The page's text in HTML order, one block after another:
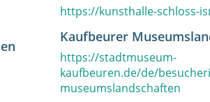
https://kunsthalle-schloss-
Kaufbeurer
https://stadtmuseum-
kaufbeuren.de/de/
museumslandschaften